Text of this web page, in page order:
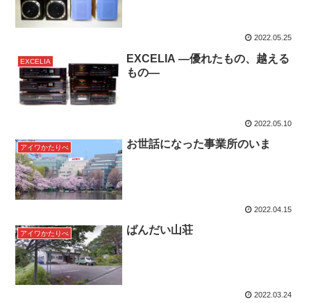
2022.05.25
EXCELIA
EXCELIA ―優れたもの、越える
もの―
2022.05.10
アイワかたりべ お世話になった事業所のいま
2022.04.15
アイワかたりべ ばんだい山荘
2022.03.24